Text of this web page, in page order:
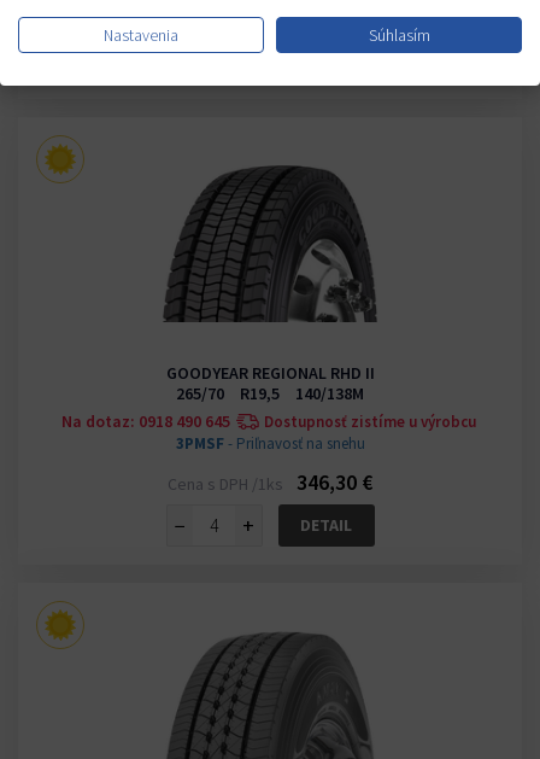
Cena s DPH /1ks
342,40 €
−
+ KÚPIŤ
GOODYEAR REGIONAL RHD II
265/70 R19,5 140/138M
Na dotaz: 0918 490 645
Dostupnosť zistíme u výrobcu
3PMSF- Priľnavosť na snehu
Cena s DPH /1ks
346,30 €
−
+ DETAIL
Nastavenia Súhlasím